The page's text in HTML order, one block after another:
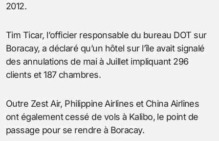
2012.
Tim Ticar, l’officier responsable du bureau DOT sur
Boracay, a déclaré qu’un hôtel sur l’île avait signalé
des annulations de mai à Juillet impliquant 296
clients et 187 chambres.
Outre Zest Air, Philippine Airlines et China Airlines
ont également cessé de vols à Kalibo, le point de
passage pour se rendre à Boracay.